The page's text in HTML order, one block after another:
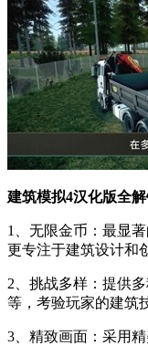
建筑模拟4汉化版全解
1、无限金币：最显
更专注于建筑设计和
2、挑战多样：提供
等，考验玩家的建筑
3、精致画面：采用